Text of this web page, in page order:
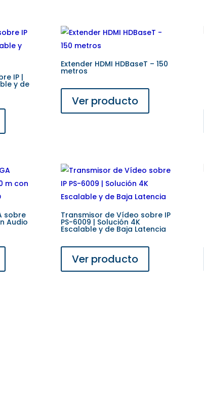
IP |
y de
Extender HDMI HDBaseT – 150
metros
Ver producto
sobre
Audio
Transmisor de Vídeo sobre IP
PS-6009 | Solución 4K
Escalable y de Baja Latencia
Ver producto